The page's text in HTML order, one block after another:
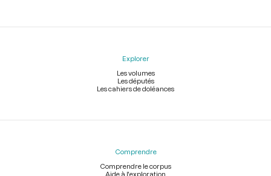
Explorer
Les volumes
Les députés
Les cahiers de doléances
Comprendre
Comprendre le corpus
Aide à l'exploration